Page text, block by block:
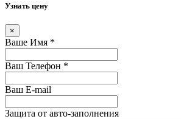
Узнать цену
×
Ваше Имя *
Ваш Телефон *
Ваш E-mail
Защита от авто-заполнения